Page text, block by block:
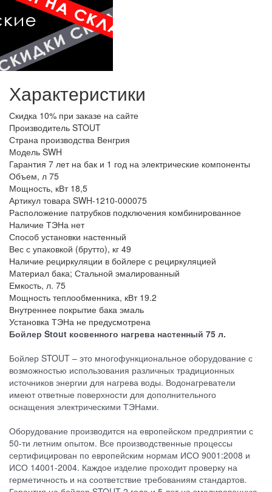
Характеристики
Скидка 10% при заказе на сайте
Производитель STOUT
Страна производства Венгрия
Модель SWH
Гарантия 7 лет на бак и 1 год на электрические компоненты
Объем, л 75
Мощность, кВт 18,5
Артикул товара SWH-1210-000075
Расположение патрубков подключения комбинированное
Наличие ТЭНа нет
Способ установки настенный
Вес с упаковкой (брутто), кг 49
Наличие рециркуляции в бойлере с рециркуляцией
Материал бака; Стальной эмалированный
Емкость, л. 75
Мощность теплообменника, кВт 19.2
Внутреннее покрытие бака эмаль
Установка ТЭНа не предусмотрена
Бойлер Stout косвенного нагрева настенный 75 л.
Бойлер STOUT – это многофункциональное оборудование с
возможностью использования различных традиционных
источников энергии для нагрева воды. Водонагреватели
имеют ответные поверхности для дополнительного
оснащения электрическими ТЭНами.
Оборудование производится на европейском предприятии с
50-ти летним опытом. Все производственные процессы
сертифицирован по европейским нормам ИСО 9001:2008 и
ИСО 14001-2004. Каждое изделие проходит проверку на
герметичность и на соответствие требованиям стандартов.